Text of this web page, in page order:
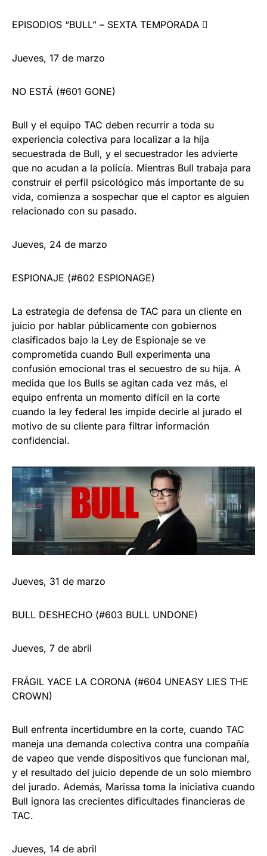
EPISODIOS “BULL” – SEXTA TEMPORADA 
Jueves, 17 de marzo
NO ESTÁ (#601 GONE)
Bull y el equipo TAC deben recurrir a toda su
experiencia colectiva para localizar a la hija
secuestrada de Bull, y el secuestrador les advierte
que no acudan a la policía. Mientras Bull trabaja para
construir el perfil psicológico más importante de su
vida, comienza a sospechar que el captor es alguien
relacionado con su pasado.
Jueves, 24 de marzo
ESPIONAJE (#602 ESPIONAGE)
La estrategia de defensa de TAC para un cliente en
juicio por hablar públicamente con gobiernos
clasificados bajo la Ley de Espionaje se ve
comprometida cuando Bull experimenta una
confusión emocional tras el secuestro de su hija. A
medida que los Bulls se agitan cada vez más, el
equipo enfrenta un momento difícil en la corte
cuando la ley federal les impide decirle al jurado el
motivo de su cliente para filtrar información
confidencial.
Jueves, 31 de marzo
BULL DESHECHO (#603 BULL UNDONE)
Jueves, 7 de abril
FRÁGIL YACE LA CORONA (#604 UNEASY LIES THE
CROWN)
Bull enfrenta incertidumbre en la corte, cuando TAC
maneja una demanda colectiva contra una compañía
de vapeo que vende dispositivos que funcionan mal,
y el resultado del juicio depende de un solo miembro
del jurado. Además, Marissa toma la iniciativa cuando
Bull ignora las crecientes dificultades financieras de
TAC.
Jueves, 14 de abril